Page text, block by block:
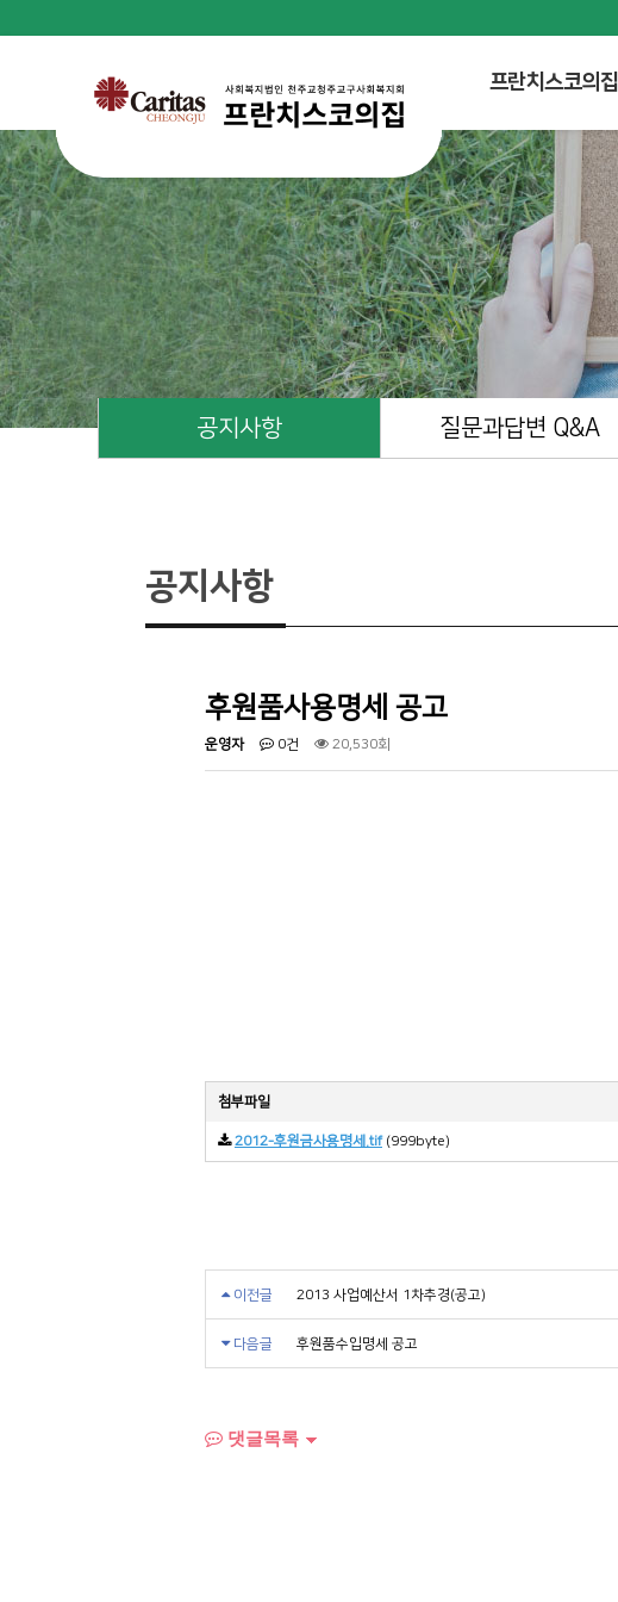
프란치스코의집
공지사항 질문과답변 Q&A
공지사항
후원품사용명세 공고
운영자 0건 20,530회
첨부파일
2012-후원금사용명세.tif(999byte)
이전글 2013 사업예산서 1차추경(공고)
다음글 후원품수입명세 공고
댓글목록